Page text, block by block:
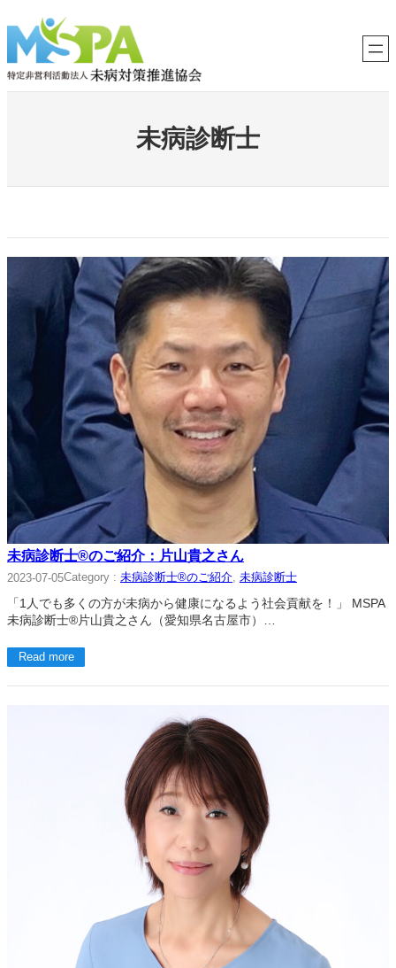
容
を
ス
キ
未病診断士
未病診断士®のご紹介：片山貴之さん
2023-07-05Category : 未病診断士®のご紹介, 未病診断士
「1人でも多くの方が未病から健康になるよう社会貢献を！」 MSPA
未病診断士®片山貴之さん（愛知県名古屋市）…
Read more